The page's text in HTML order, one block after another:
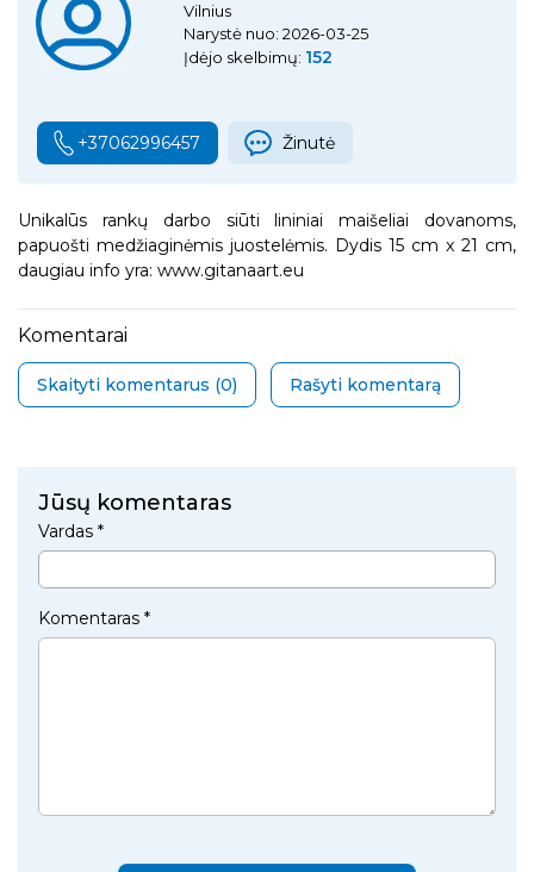
Vilnius
Narystė nuo: 2026-03-25
Įdėjo skelbimų: 152
+37062996457 Žinutė
Unikalūs rankų darbo siūti lininiai maišeliai dovanoms,
papuošti medžiaginėmis juostelėmis. Dydis 15 cm x 21 cm,
daugiau info yra: www.gitanaart.eu
Komentarai
Skaityti komentarus (0) Rašyti komentarą
Jūsų komentaras
Vardas *
Komentaras *